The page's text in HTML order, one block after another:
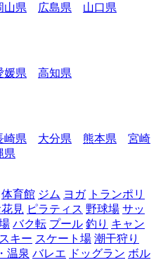
山県 広島県 山口県
媛県 高知県
崎県 大分県 熊本県
宮崎
県
体育館 ジム ヨガ トランポリ
見 ピラティス 野球場 サッ
バク転 プール 釣り キャン
スキー スケート場 潮干狩り
温泉 バレエ ドッグラン ボル